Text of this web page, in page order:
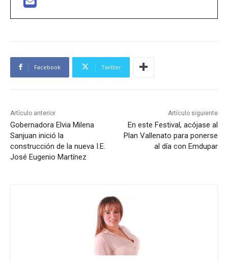
Facebook Twitter
Artículo anterior
Gobernadora Elvia Milena
Sanjuan inició la
construcción de la nueva I.E.
José Eugenio Martínez
Artículo siguiente
En este Festival, acójase al
Plan Vallenato para ponerse
al día con Emdupar